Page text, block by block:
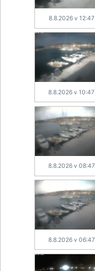
8.8.2026 v 12:47
8.8.2026 v 10:47
8.8.2026 v 08:47
8.8.2026 v 06:47